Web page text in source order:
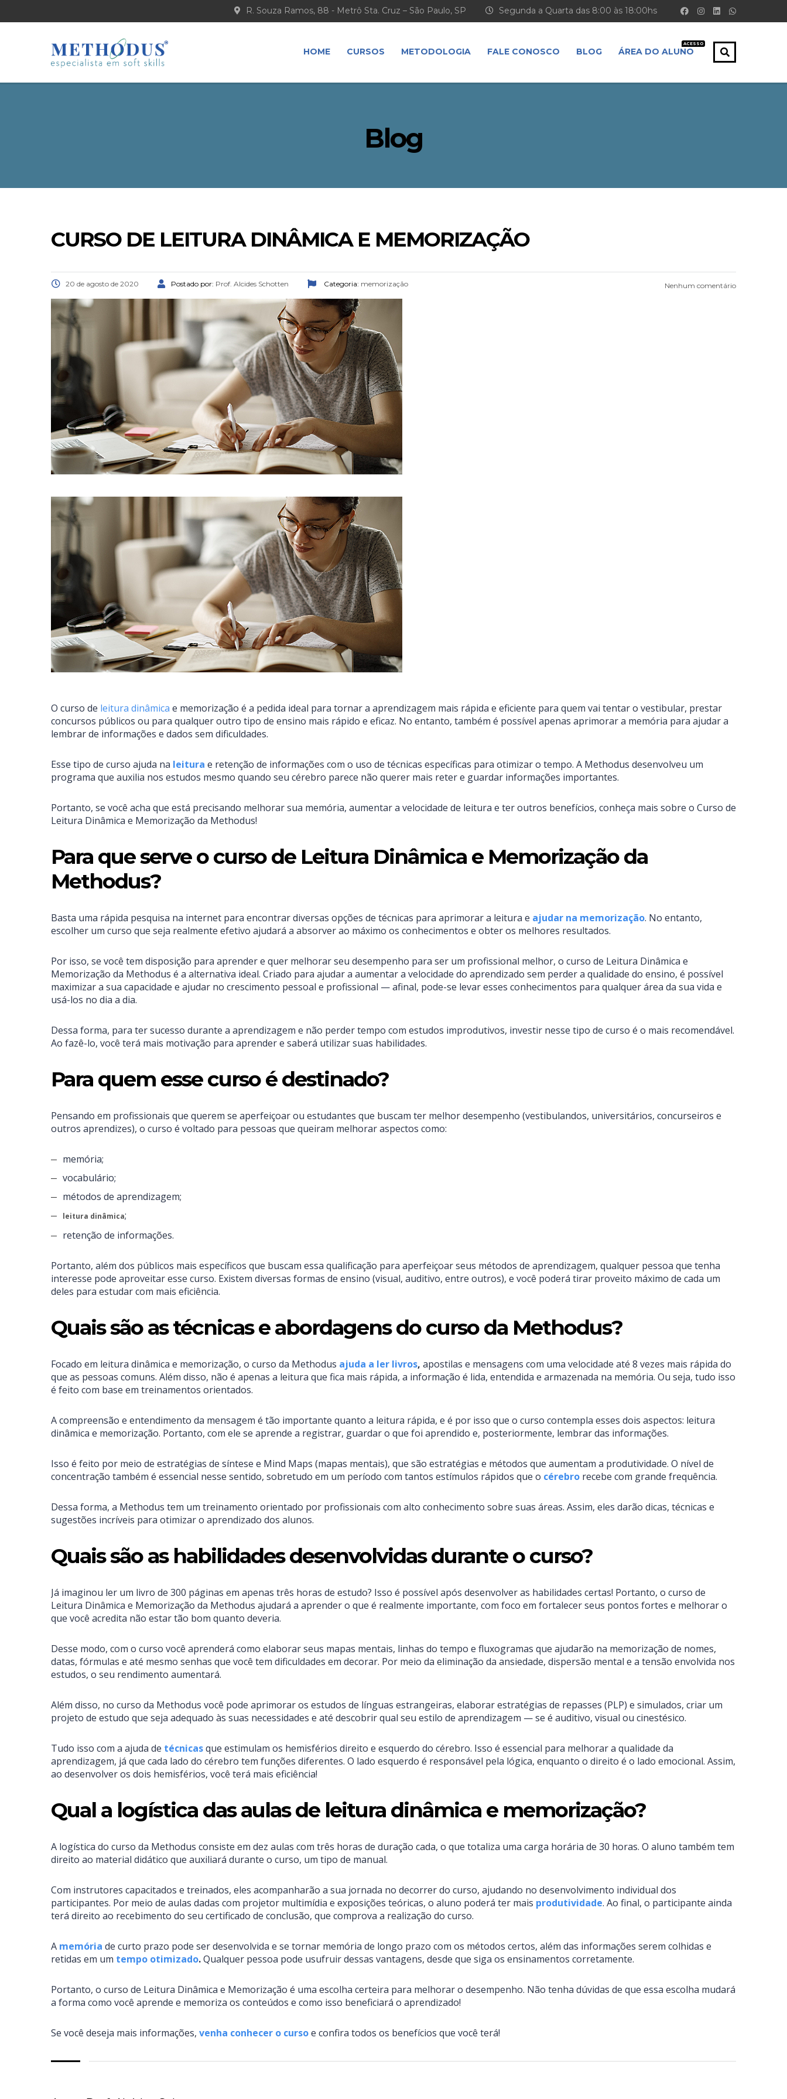
Segunda a Quarta das 8:00 às 18:00hs
R. Souza Ramos, 88 - Metrô Sta. Cruz – São Paulo, SP
HOME CURSOS METODOLOGIA FALE CONOSCO BLOG ÁREA DO ALUNO
ACESSO
Blog
CURSO DE LEITURA DINÂMICA E MEMORIZAÇÃO
20 de agosto de 2020 Postado por: Prof. Alcides Schotten Categoria: memorização Nenhum comentário
O curso de leitura dinâmica e memorização é a pedida ideal para tornar a aprendizagem mais rápida e eficiente para quem vai tentar o vestibular, prestar
concursos públicos ou para qualquer outro tipo de ensino mais rápido e eficaz. No entanto, também é possível apenas aprimorar a memória para ajudar a
lembrar de informações e dados sem dificuldades.
Esse tipo de curso ajuda na leitura e retenção de informações com o uso de técnicas específicas para otimizar o tempo. A Methodus desenvolveu um
programa que auxilia nos estudos mesmo quando seu cérebro parece não querer mais reter e guardar informações importantes.
Portanto, se você acha que está precisando melhorar sua memória, aumentar a velocidade de leitura e ter outros benefícios, conheça mais sobre o Curso de
Leitura Dinâmica e Memorização da Methodus!
Para que serve o curso de Leitura Dinâmica e Memorização da
Methodus?
Basta uma rápida pesquisa na internet para encontrar diversas opções de técnicas para aprimorar a leitura e ajudar na memorização. No entanto,
escolher um curso que seja realmente efetivo ajudará a absorver ao máximo os conhecimentos e obter os melhores resultados.
Por isso, se você tem disposição para aprender e quer melhorar seu desempenho para ser um profissional melhor, o curso de Leitura Dinâmica e
Memorização da Methodus é a alternativa ideal. Criado para ajudar a aumentar a velocidade do aprendizado sem perder a qualidade do ensino, é possível
maximizar a sua capacidade e ajudar no crescimento pessoal e profissional — afinal, pode-se levar esses conhecimentos para qualquer área da sua vida e
usá-los no dia a dia.
Dessa forma, para ter sucesso durante a aprendizagem e não perder tempo com estudos improdutivos, investir nesse tipo de curso é o mais recomendável.
Ao fazê-lo, você terá mais motivação para aprender e saberá utilizar suas habilidades.
Para quem esse curso é destinado?
Pensando em profissionais que querem se aperfeiçoar ou estudantes que buscam ter melhor desempenho (vestibulandos, universitários, concurseiros e
outros aprendizes), o curso é voltado para pessoas que queiram melhorar aspectos como:
memória;
vocabulário;
métodos de aprendizagem;
leitura dinâmica;
retenção de informações.
Portanto, além dos públicos mais específicos que buscam essa qualificação para aperfeiçoar seus métodos de aprendizagem, qualquer pessoa que tenha
interesse pode aproveitar esse curso. Existem diversas formas de ensino (visual, auditivo, entre outros), e você poderá tirar proveito máximo de cada um
deles para estudar com mais eficiência.
Quais são as técnicas e abordagens do curso da Methodus?
Focado em leitura dinâmica e memorização, o curso da Methodus ajuda a ler livros, apostilas e mensagens com uma velocidade até 8 vezes mais rápida do
que as pessoas comuns. Além disso, não é apenas a leitura que fica mais rápida, a informação é lida, entendida e armazenada na memória. Ou seja, tudo isso
é feito com base em treinamentos orientados.
A compreensão e entendimento da mensagem é tão importante quanto a leitura rápida, e é por isso que o curso contempla esses dois aspectos: leitura
dinâmica e memorização. Portanto, com ele se aprende a registrar, guardar o que foi aprendido e, posteriormente, lembrar das informações.
Isso é feito por meio de estratégias de síntese e Mind Maps (mapas mentais), que são estratégias e métodos que aumentam a produtividade. O nível de
concentração também é essencial nesse sentido, sobretudo em um período com tantos estímulos rápidos que o cérebro recebe com grande frequência.
Dessa forma, a Methodus tem um treinamento orientado por profissionais com alto conhecimento sobre suas áreas. Assim, eles darão dicas, técnicas e
sugestões incríveis para otimizar o aprendizado dos alunos.
Quais são as habilidades desenvolvidas durante o curso?
Já imaginou ler um livro de 300 páginas em apenas três horas de estudo? Isso é possível após desenvolver as habilidades certas! Portanto, o curso de
Leitura Dinâmica e Memorização da Methodus ajudará a aprender o que é realmente importante, com foco em fortalecer seus pontos fortes e melhorar o
que você acredita não estar tão bom quanto deveria.
Desse modo, com o curso você aprenderá como elaborar seus mapas mentais, linhas do tempo e fluxogramas que ajudarão na memorização de nomes,
datas, fórmulas e até mesmo senhas que você tem dificuldades em decorar. Por meio da eliminação da ansiedade, dispersão mental e a tensão envolvida nos
estudos, o seu rendimento aumentará.
Além disso, no curso da Methodus você pode aprimorar os estudos de línguas estrangeiras, elaborar estratégias de repasses (PLP) e simulados, criar um
projeto de estudo que seja adequado às suas necessidades e até descobrir qual seu estilo de aprendizagem — se é auditivo, visual ou cinestésico.
Tudo isso com a ajuda de técnicasque estimulam os hemisférios direito e esquerdo do cérebro. Isso é essencial para melhorar a qualidade da
aprendizagem, já que cada lado do cérebro tem funções diferentes. O lado esquerdo é responsável pela lógica, enquanto o direito é o lado emocional. Assim,
ao desenvolver os dois hemisférios, você terá mais eficiência!
Qual a logística das aulas de leitura dinâmica e memorização?
A logística do curso da Methodus consiste em dez aulas com três horas de duração cada, o que totaliza uma carga horária de 30 horas. O aluno também tem
direito ao material didático que auxiliará durante o curso, um tipo de manual.
Com instrutores capacitados e treinados, eles acompanharão a sua jornada no decorrer do curso, ajudando no desenvolvimento individual dos
participantes. Por meio de aulas dadas com projetor multimídia e exposições teóricas, o aluno poderá ter mais produtividade. Ao final, o participante ainda
terá direito ao recebimento do seu certificado de conclusão, que comprova a realização do curso.
A memória de curto prazo pode ser desenvolvida e se tornar memória de longo prazo com os métodos certos, além das informações serem colhidas e
retidas em um tempo otimizado.Qualquer pessoa pode usufruir dessas vantagens, desde que siga os ensinamentos corretamente.
Portanto, o curso de Leitura Dinâmica e Memorização é uma escolha certeira para melhorar o desempenho. Não tenha dúvidas de que essa escolha mudará
a forma como você aprende e memoriza os conteúdos e como isso beneficiará o aprendizado!
Se você deseja mais informações, venha conhecer o cursoe confira todos os benefícios que você terá!